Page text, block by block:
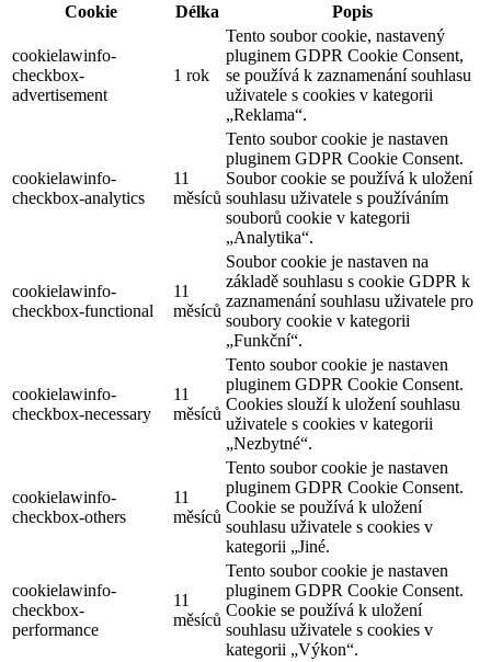
Cookie
Délka Popis
cookielawinfo-
checkbox-
advertisement
1 rok
Tento soubor cookie, nastavený
pluginem GDPR Cookie Consent,
se používá k zaznamenání souhlasu
uživatele s cookies v kategorii
„Reklama“.
cookielawinfo-
checkbox-analytics
11
měsíců
Tento soubor cookie je nastaven
pluginem GDPR Cookie Consent.
Soubor cookie se používá k uložení
souhlasu uživatele s používáním
souborů cookie v kategorii
„Analytika“.
cookielawinfo-
checkbox-functional
11
měsíců
Soubor cookie je nastaven na
základě souhlasu s cookie GDPR k
zaznamenání souhlasu uživatele pro
soubory cookie v kategorii
„Funkční“.
cookielawinfo-
checkbox-necessary
11
měsíců
Tento soubor cookie je nastaven
pluginem GDPR Cookie Consent.
Cookies slouží k uložení souhlasu
uživatele s cookies v kategorii
„Nezbytné“.
cookielawinfo-
checkbox-others
11
měsíců
Tento soubor cookie je nastaven
pluginem GDPR Cookie Consent.
Cookie se používá k uložení
souhlasu uživatele s cookies v
kategorii „Jiné.
cookielawinfo-
checkbox-
performance
11
měsíců
Tento soubor cookie je nastaven
pluginem GDPR Cookie Consent.
Cookie se používá k uložení
souhlasu uživatele s cookies v
kategorii „Výkon“.